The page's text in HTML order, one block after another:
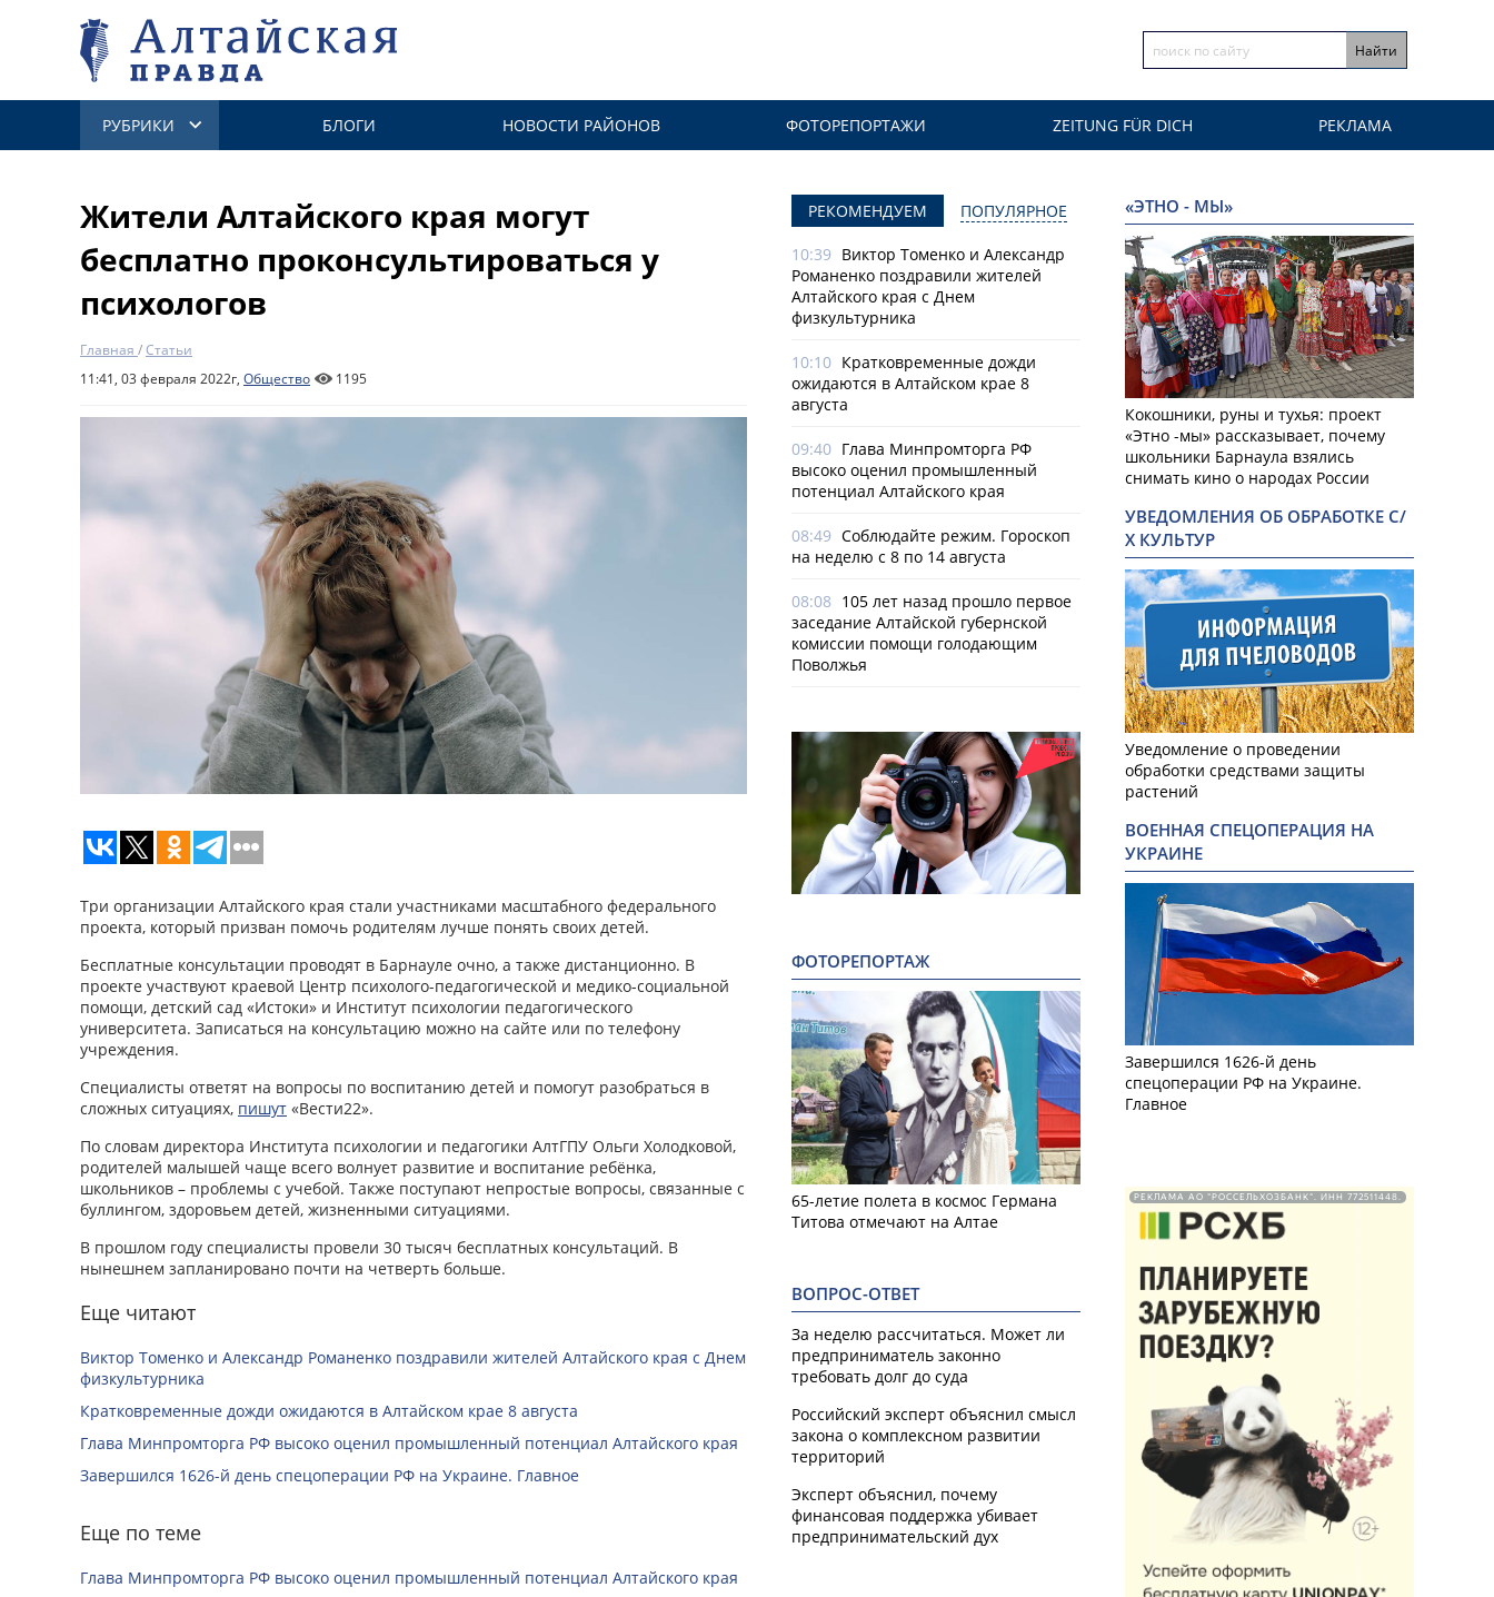
РУБРИКИ БЛОГИ НОВОСТИ РАЙОНОВ ФОТОРЕПОРТАЖИ ZEITUNG FÜR DICH РЕКЛАМА
Жители Алтайского края могут
бесплатно проконсультироваться у
психологов
Главная /Статьи
11:41, 03 февраля 2022г, Общество 1195
Три организации Алтайского края стали участниками масштабного федерального
проекта, который призван помочь родителям лучше понять своих детей.
Бесплатные консультации проводят в Барнауле очно, а также дистанционно. В
проекте участвуют краевой Центр психолого-педагогической и медико-социальной
помощи, детский сад «Истоки» и Институт психологии педагогического
университета. Записаться на консультацию можно на сайте или по телефону
учреждения.
Специалисты ответят на вопросы по воспитанию детей и помогут разобраться в
сложных ситуациях, пишут «Вести22».
По словам директора Института психологии и педагогики АлтГПУ Ольги Холодковой,
родителей малышей чаще всего волнует развитие и воспитание ребёнка,
школьников – проблемы с учебой. Также поступают непростые вопросы, связанные с
буллингом, здоровьем детей, жизненными ситуациями.
В прошлом году специалисты провели 30 тысяч бесплатных консультаций. В
нынешнем запланировано почти на четверть больше.
Еще читают
Виктор Томенко и Александр Романенко поздравили жителей Алтайского края с Днем
физкультурника
Кратковременные дожди ожидаются в Алтайском крае 8 августа
Глава Минпромторга РФ высоко оценил промышленный потенциал Алтайского края
Завершился 1626-й день спецоперации РФ на Украине. Главное
Еще по теме
Глава Минпромторга РФ высоко оценил промышленный потенциал Алтайского края
РЕКОМЕНДУЕМ ПОПУЛЯРНОЕ
10:39 Виктор Томенко и Александр
Романенко поздравили жителей
Алтайского края с Днем
физкультурника
10:10 Кратковременные дожди
ожидаются в Алтайском крае 8
августа
09:40 Глава Минпромторга РФ
высоко оценил промышленный
потенциал Алтайского края
08:49 Соблюдайте режим. Гороскоп
на неделю с 8 по 14 августа
08:08 105 лет назад прошло первое
заседание Алтайской губернской
комиссии помощи голодающим
Поволжья
ФОТОРЕПОРТАЖ
65-летие полета в космос Германа
Титова отмечают на Алтае
ВОПРОС-ОТВЕТ
За неделю рассчитаться. Может ли
предприниматель законно
требовать долг до суда
Российский эксперт объяснил смысл
закона о комплексном развитии
территорий
Эксперт объяснил, почему
финансовая поддержка убивает
предпринимательский дух
«ЭТНО - МЫ»
Кокошники, руны и тухья: проект
«Этно -мы» рассказывает, почему
школьники Барнаула взялись
снимать кино о народах России
УВЕДОМЛЕНИЯ ОБ ОБРАБОТКЕ С/
Х КУЛЬТУР
Уведомление о проведении
обработки средствами защиты
растений
ВОЕННАЯ СПЕЦОПЕРАЦИЯ НА
УКРАИНЕ
Завершился 1626-й день
спецоперации РФ на Украине.
Главное
РЕКЛАМА АО "РОССЕЛЬХОЗБАНК". ИНН 772511448.